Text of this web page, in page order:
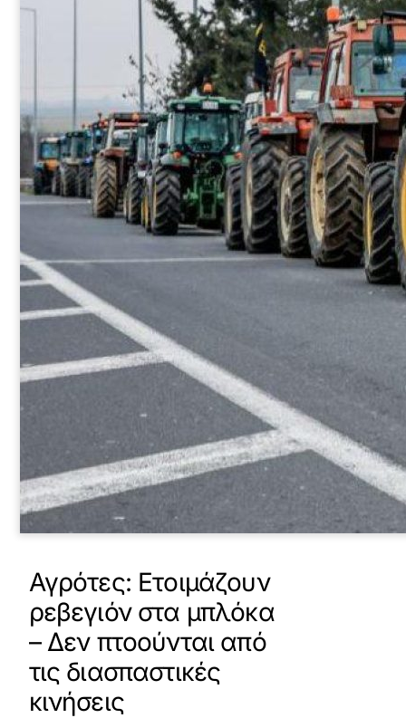
Αγρότες: Ετοιμάζουν
ρεβεγιόν στα μπλόκα
– Δεν πτοούνται από
τις διασπαστικές
κινήσεις